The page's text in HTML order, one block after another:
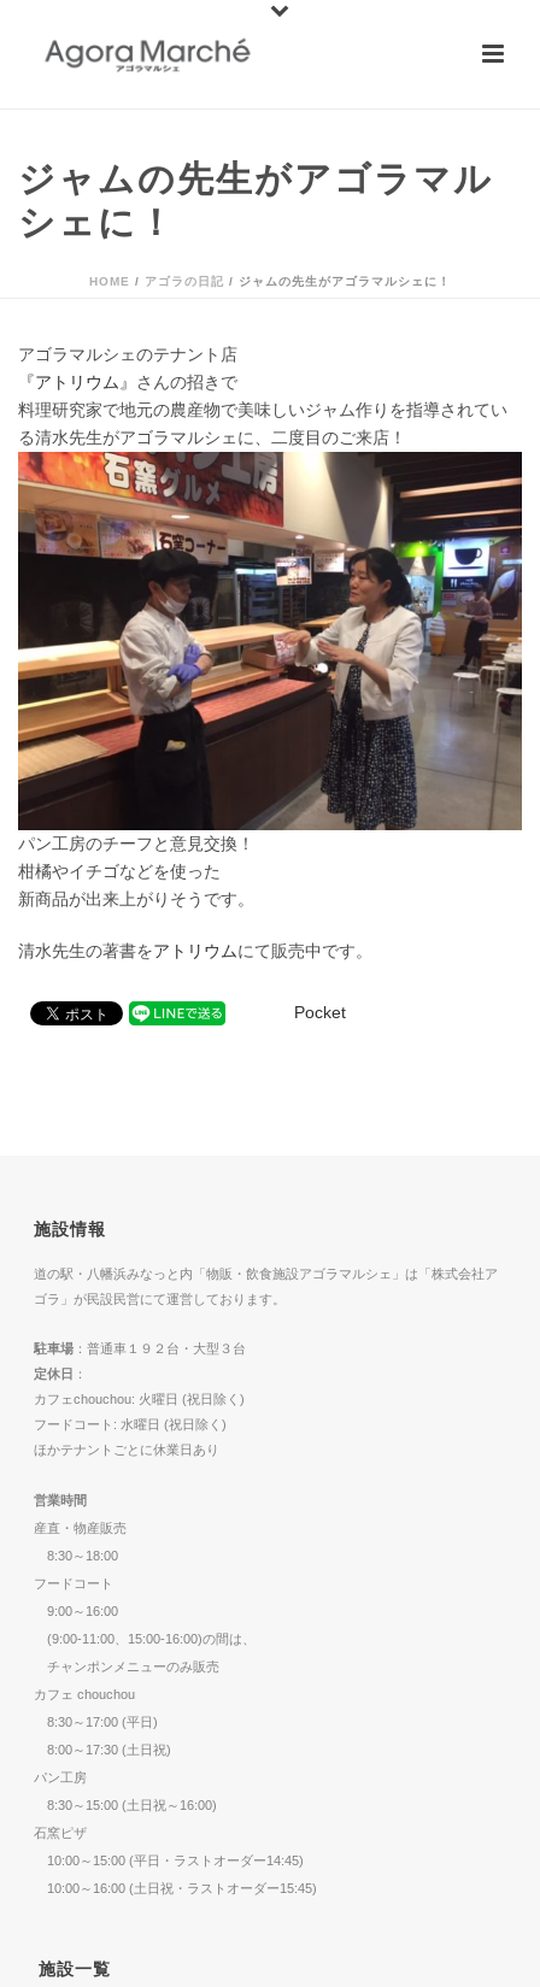
ジャムの先生がアゴラマル
シェに！
HOME / アゴラの日記 / ジャムの先生がアゴラマルシェに！
アゴラマルシェのテナント店
『アトリウム』
さんの招きで
料理研究家で地元の農産物で美味しいジャム作りを指導されてい
る清水先生がアゴラマルシェに、二度目のご来店！
パン工房のチーフと意見交換！
柑橘やイチゴなどを使った
新商品が出来上がりそうです。
清水先生の著書をアトリウムにて販売中です。
Pocket
施設情報
道の駅・八幡浜みなっと内「物販・飲食施設アゴラマルシェ」は「株式会社ア
ゴラ」が民設民営にて運営しております。
駐車場 ：普通車１９２台・大型３台
定休日 ：
カフェchouchou: 火曜日 (祝日除く)
フードコート: 水曜日 (祝日除く)
ほかテナントごとに休業日あり
営業時間
産直・物産販売
8:30～18:00
フードコート
9:00～16:00
(9:00-11:00、15:00-16:00)の間は、
チャンポンメニューのみ販売
カフェ chouchou
8:30～17:00 (平日)
8:00～17:30 (土日祝)
パン工房
8:30～15:00 (土日祝～16:00)
石窯ピザ
10:00～15:00 (平日・ラストオーダー14:45)
10:00～16:00 (土日祝・ラストオーダー15:45)
施設一覧